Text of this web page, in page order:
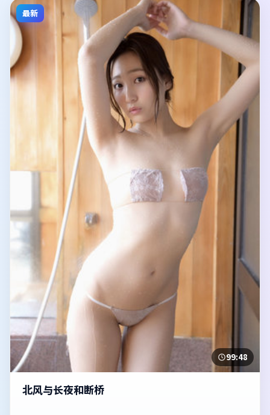
最新
99:48
北风与长夜和断桥